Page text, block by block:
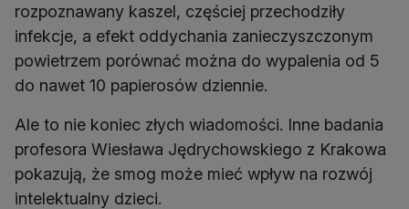
rozpoznawany kaszel, częściej przechodziły
infekcje, a efekt oddychania zanieczyszczonym
powietrzem porównać można do wypalenia od 5
do nawet 10 papierosów dziennie.
Ale to nie koniec złych wiadomości. Inne badania
profesora Wiesława Jędrychowskiego z Krakowa
pokazują, że smog może mieć wpływ na rozwój
intelektualny dzieci.